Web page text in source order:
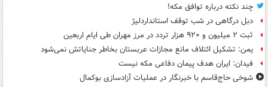
چند نکته درباره توافق مکه!
دبل درگاهی در شب توقف استانداردلیژ
ثبت ۲ میلیون و ۹۲۰ هزار تردد در مرز مهران طی ایام اربعین
یمن: تشکیل ائتلاف مانع مجازات عربستان بخاطر جنایاتش نمی‌شود
فیدان: ایران هدف پیمان دفاعی مکه نیست
شوخی حاج‌قاسم با خبرنگار در عملیات آزادسازی بوکمال